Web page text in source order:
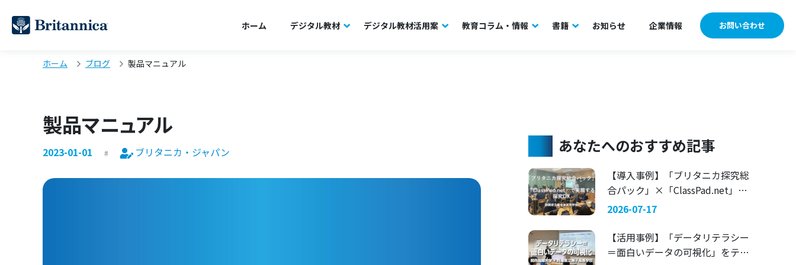
ホーム デジタル教材 デジタル教材活用案 教育コラム・情報 書籍 お知らせ 企業情報 お問い合わせ
ホーム ブログ 製品マニュアル
製品マニュアル
2023-01-01 ブリタニカ・ジャパン あなたへのおすすめ記事
【導入事例】「ブリタニカ探究総
合パック」×「ClassPad.net」で
実現する探究DX 〜静岡県立藤枝
2026-07-17
【活用事例】「データリテラシー
＝面白いデータの可視化」をテー